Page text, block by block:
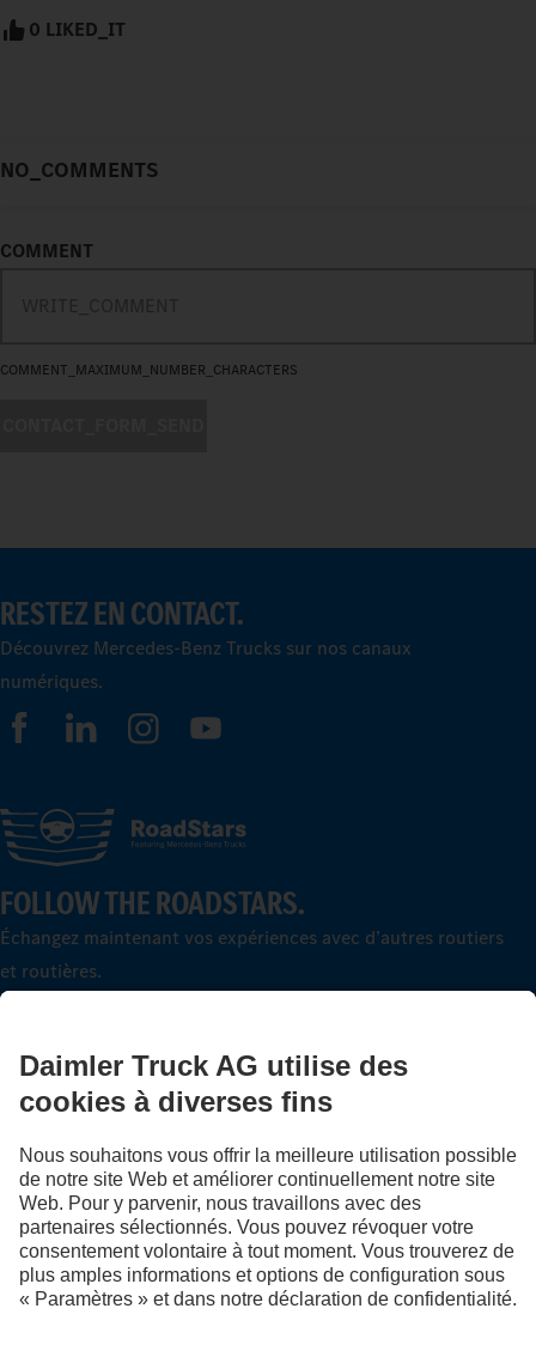
0 LIKED_IT
NO_COMMENTS
COMMENT
COMMENT_MAXIMUM_NUMBER_CHARACTERS
RESTEZ EN CONTACT.
Découvrez Mercedes-Benz Trucks sur nos canaux
numériques.
FOLLOW THE ROADSTARS.
Échangez maintenant vos expériences avec d’autres routiers
et routières.
LANGUAGE
FR IT
Fournisseur